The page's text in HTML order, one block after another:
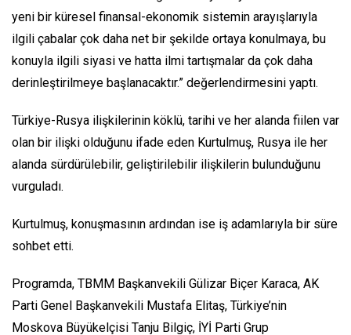
yeni bir küresel finansal-ekonomik sistemin arayışlarıyla
ilgili çabalar çok daha net bir şekilde ortaya konulmaya, bu
konuyla ilgili siyasi ve hatta ilmi tartışmalar da çok daha
derinleştirilmeye başlanacaktır.” değerlendirmesini yaptı.
Türkiye-Rusya ilişkilerinin köklü, tarihi ve her alanda fiilen var
olan bir ilişki olduğunu ifade eden Kurtulmuş, Rusya ile her
alanda sürdürülebilir, geliştirilebilir ilişkilerin bulunduğunu
vurguladı.
Kurtulmuş, konuşmasının ardından ise iş adamlarıyla bir süre
sohbet etti.
Programda, TBMM Başkanvekili Gülizar Biçer Karaca, AK
Parti Genel Başkanvekili Mustafa Elitaş, Türkiye’nin
Moskova Büyükelçisi Tanju Bilgiç, İYİ Parti Grup